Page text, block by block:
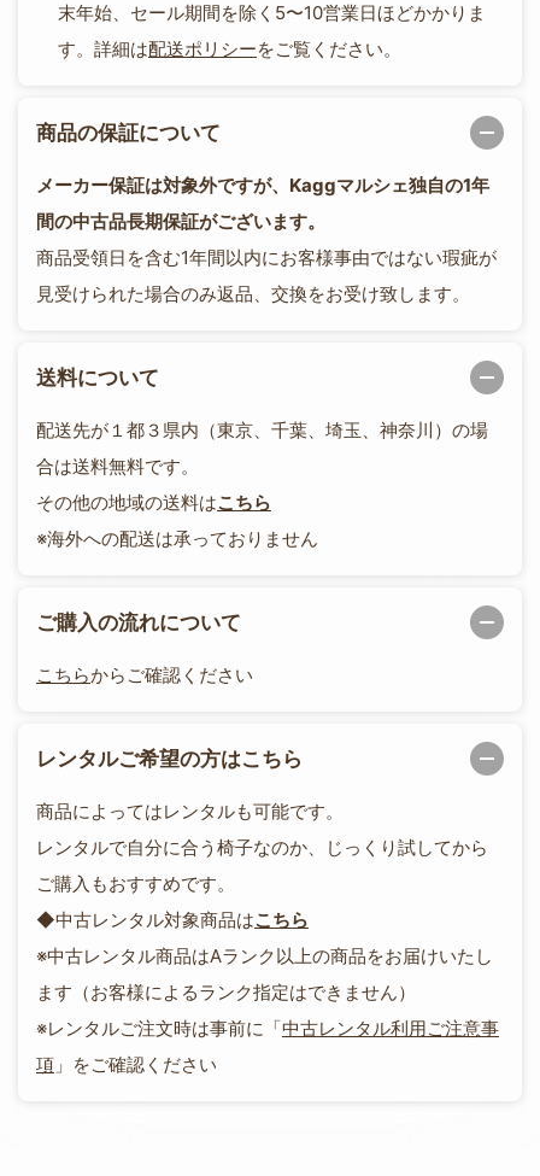
末年始、セール期間を除く5〜10営業日ほどかかりま
す。詳細は配送ポリシーをご覧ください。
商品の保証について
メーカー保証は対象外ですが、Kaggマルシェ独自の1年
間の中古品長期保証がございます。
商品受領日を含む1年間以内にお客様事由ではない瑕疵が
見受けられた場合のみ返品、交換をお受け致します。
送料について
配送先が１都３県内（東京、千葉、埼玉、神奈川）の場
合は送料無料です。
その他の地域の送料はこちら
※海外への配送は承っておりません
ご購入の流れについて
こちらからご確認ください
レンタルご希望の方はこちら
商品によってはレンタルも可能です。
レンタルで自分に合う椅子なのか、じっくり試してから
ご購入もおすすめです。
◆中古レンタル対象商品はこちら
※中古レンタル商品はAランク以上の商品をお届けいたし
ます（お客様によるランク指定はできません）
※レンタルご注文時は事前に「中古レンタル利用ご注意事
項 」をご確認ください